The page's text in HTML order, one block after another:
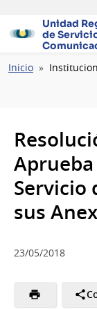
Unidad
de
Ruta
Inicio
Servicio
sus
23/05/2018